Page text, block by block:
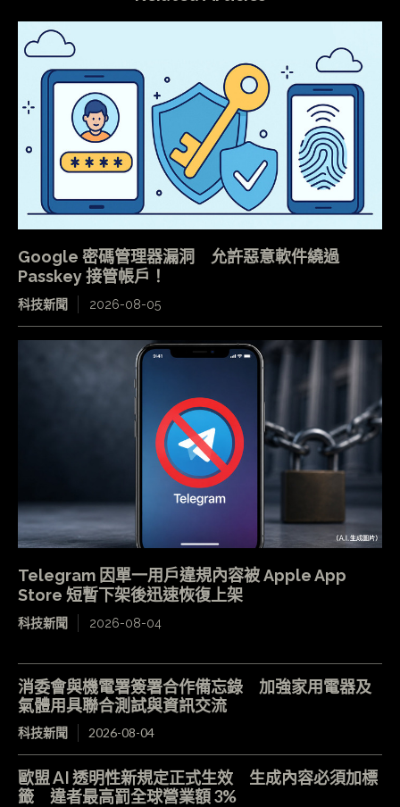
Google 密碼管理器漏洞 允許惡意軟件繞過
Passkey 接管帳戶！
科技新聞 2026-08-05
Telegram 因單一用戶違規內容被 Apple App
Store 短暫下架後迅速恢復上架
科技新聞 2026-08-04
消委會與機電署簽署合作備忘錄 加強家用電器及
氣體用具聯合測試與資訊交流
科技新聞 2026-08-04
歐盟 AI 透明性新規定正式生效 生成內容必須加標
籤 違者最高罰全球營業額 3%